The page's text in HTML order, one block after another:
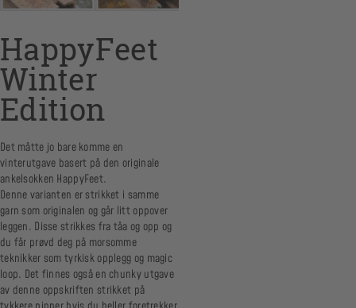
HappyFeet
Winter
Edition
Det måtte jo bare komme en
vinterutgave basert på den originale
ankelsokken HappyFeet.
Denne varianten er strikket i samme
garn som originalen og går litt oppover
leggen. Disse strikkes fra tåa og opp og
du får prøvd deg på morsomme
teknikker som tyrkisk opplegg og magic
loop. Det finnes også en chunky utgave
av denne oppskriften strikket på